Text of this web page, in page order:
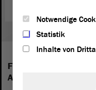
Folgende Fraktionen
Anhalt vertreten:
Notwendige
Statistik
Inhalte von